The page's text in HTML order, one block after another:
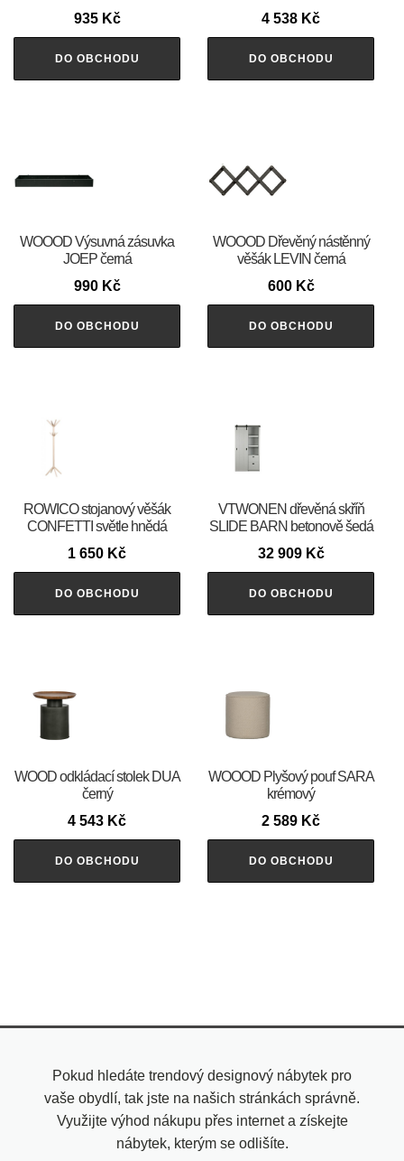
935 Kč
DO OBCHODU
4 538 Kč
DO OBCHODU
WOOOD Výsuvná zásuvka
JOEP černá
990 Kč
DO OBCHODU
WOOOD Dřevěný nástěnný
věšák LEVIN černá
600 Kč
DO OBCHODU
ROWICO stojanový věšák
CONFETTI světle hnědá
1 650 Kč
DO OBCHODU
VTWONEN dřevěná skříň
SLIDE BARN betonově šedá
32 909 Kč
DO OBCHODU
WOOD odkládací stolek DUA
černý
4 543 Kč
DO OBCHODU
WOOOD Plyšový pouf SARA
krémový
2 589 Kč
DO OBCHODU
Pokud hledáte trendový designový nábytek pro
vaše obydlí, tak jste na našich stránkách správně.
Využijte výhod nákupu přes internet a získejte
nábytek, kterým se odlišíte.